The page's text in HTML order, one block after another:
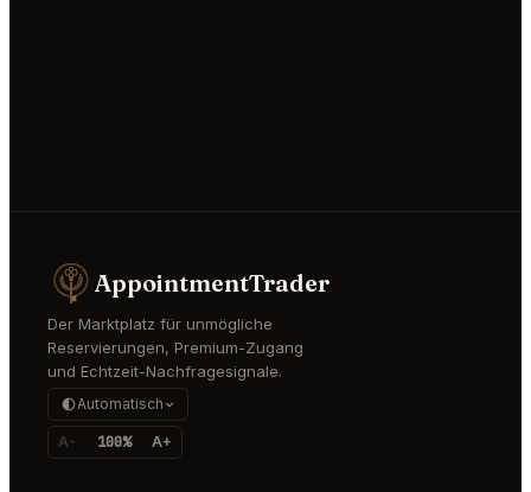
AppointmentTrader
Der Marktplatz für unmögliche
Reservierungen, Premium-Zugang
und Echtzeit-Nachfragesignale.
Automatisch
A- 100% A+